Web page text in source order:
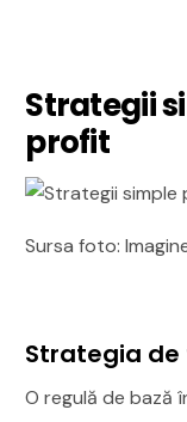
Strategii
profit
Sursa foto:
Strategia
O regulă de bază